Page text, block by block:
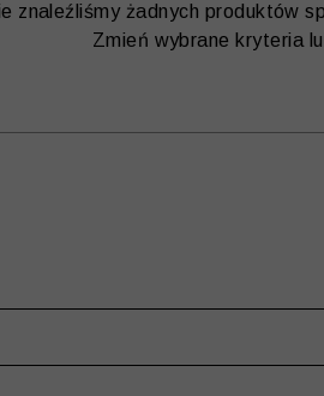
znaleźliśmy żadnych produktów
Zmień wybrane kryteria